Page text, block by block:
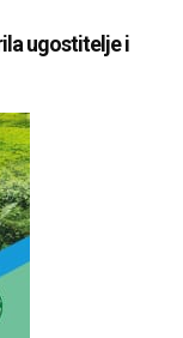
ugostitelje i